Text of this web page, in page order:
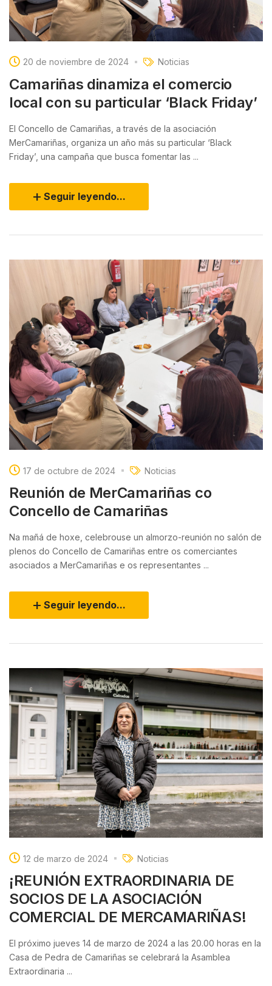
20 de noviembre de 2024 Noticias
Camariñas dinamiza el comercio
local con su particular ‘Black Friday’
El Concello de Camariñas, a través de la asociación
MerCamariñas, organiza un año más su particular ‘Black
Friday’, una campaña que busca fomentar las ...
Seguir leyendo...
17 de octubre de 2024 Noticias
Reunión de MerCamariñas co
Concello de Camariñas
Na mañá de hoxe, celebrouse un almorzo-reunión no salón de
plenos do Concello de Camariñas entre os comerciantes
asociados a MerCamariñas e os representantes ...
Seguir leyendo...
12 de marzo de 2024 Noticias
¡REUNIÓN EXTRAORDINARIA DE
SOCIOS DE LA ASOCIACIÓN
COMERCIAL DE MERCAMARIÑAS!
El próximo jueves 14 de marzo de 2024 a las 20.00 horas en la
Casa de Pedra de Camariñas se celebrará la Asamblea
Extraordinaria ...